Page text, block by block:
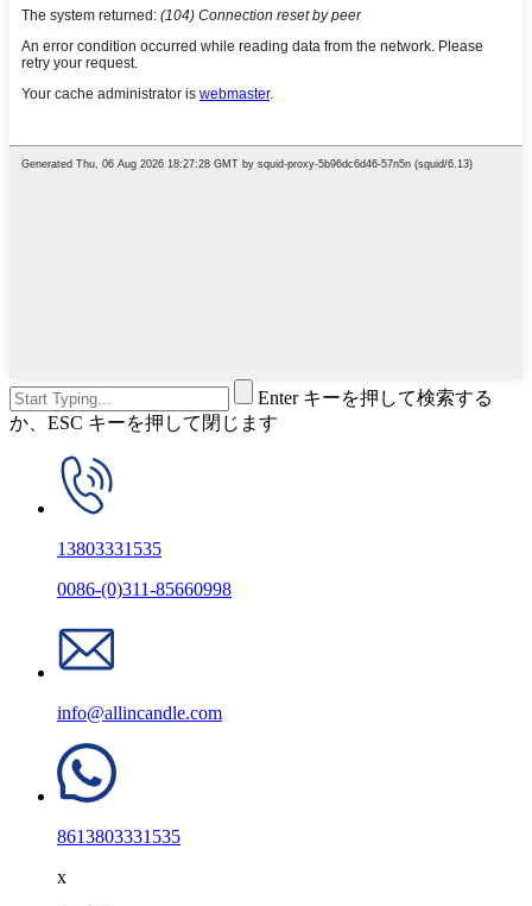
Enter キーを押して検索する
か、ESC キーを押して閉じます
13803331535
0086-(0)311-85660998
info@allincandle.com
8613803331535
x